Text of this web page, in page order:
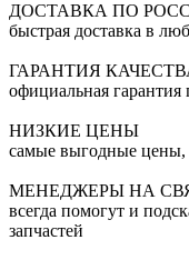
ДОСТАВКА ПО
быстрая доставка в
ГАРАНТИЯ
официальная гарантия
НИЗКИЕ ЦЕНЫ
самые выгодные цены,
МЕНЕДЖЕРЫ НА
всегда помогут и
запчастей